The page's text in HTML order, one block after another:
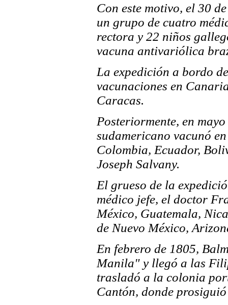
Con este motivo, el 30
un grupo de cuatro
rectora y 22 niños
vacuna antivariólica
La expedición a bordo
vacunaciones en
Caracas.
Posteriormente, en
sudamericano vacunó
Colombia, Ecuador,
Joseph Salvany.
El grueso de la
médico jefe, el doctor
México, Guatemala,
de Nuevo México,
En febrero de 1805,
Manila" y llegó a las
trasladó a la colonia
Cantón, donde